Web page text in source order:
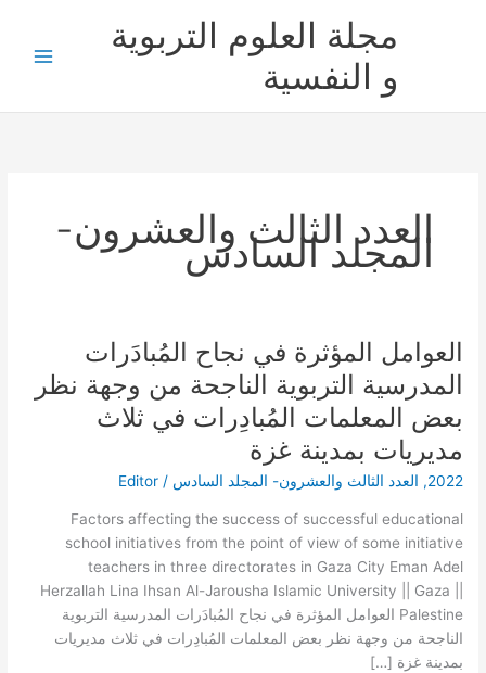
مجلة العلوم التربوية
و النفسية
العدد الثالث والعشرون-
المجلد السادس
العوامل المؤثرة في نجاح المُبادَرات
المدرسية التربوية الناجحة من وجهة نظر
بعض المعلمات المُبادِرات في ثلاث
مديريات بمدينة غزة
2022
, العدد الثالث والعشرون- المجلد السادس /
Editor
Factors affecting the success of successful educational
school initiatives from the point of view of some initiative
teachers in three directorates in Gaza City Eman Adel
Herzallah Lina Ihsan Al-Jarousha Islamic University || Gaza ||
Palestine العوامل المؤثرة في نجاح المُبادَرات المدرسية التربوية
الناجحة من وجهة نظر بعض المعلمات المُبادِرات في ثلاث مديريات
بمدينة غزة […]
العوامل
المؤثرة
في
نجاح
المدرسية
التربوية
الناجحة
من
وجهة
نظر
بعض
المعلمات
المُبادِرات